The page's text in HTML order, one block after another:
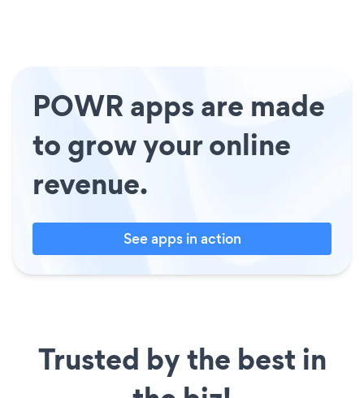
POWR apps are made
to grow your online
revenue.
See apps in action
Trusted by the best in